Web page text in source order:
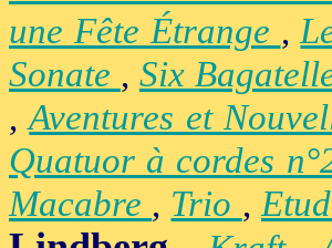
une Fête Étrange ,
Sonate , Six
,Aventures et
Quatuor à cordes
Macabre , Trio ,